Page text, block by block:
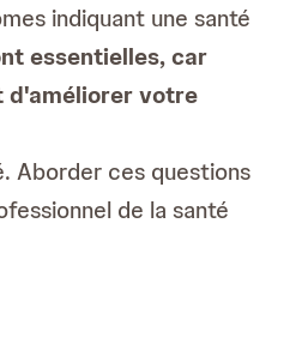
indiquant une santé
essentielles, car
d'améliorer votre
Aborder ces questions
de la santé